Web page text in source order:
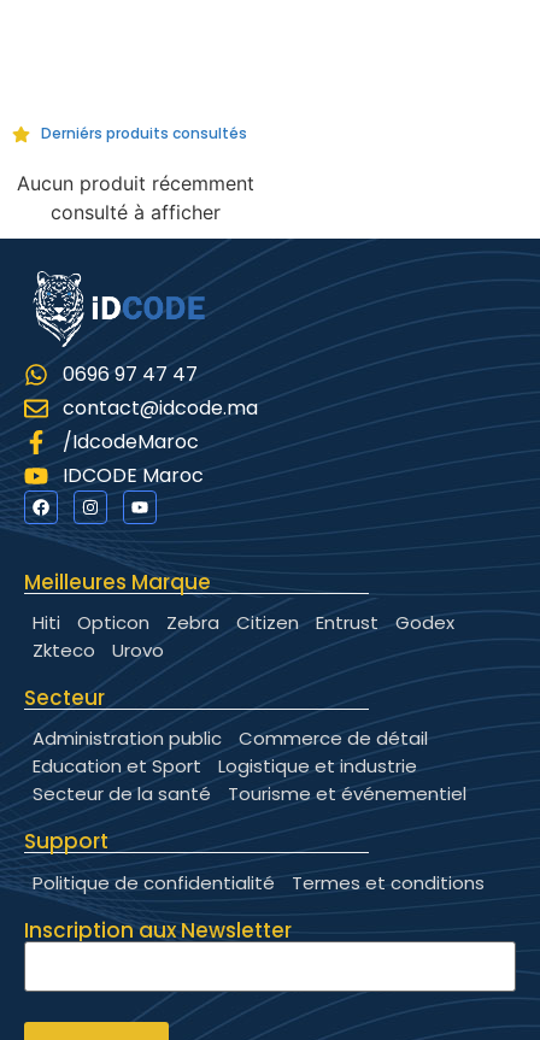
Derniérs produits consultés
Aucun produit récemment
consulté à afficher
0696 97 47 47
contact@idcode.ma
/IdcodeMaroc
IDCODE Maroc
Meilleures Marque
Hiti Opticon Zebra Citizen Entrust
Godex
Zkteco
Urovo
Secteur
Administration public
Commerce de détail
Education et Sport
Logistique et industrie
Secteur de la santé
Tourisme et événementiel
Support
Politique de confidentialité Termes et conditions
Inscription aux Newsletter